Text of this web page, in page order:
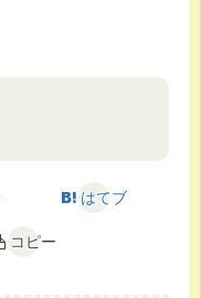
はてブ
コピー